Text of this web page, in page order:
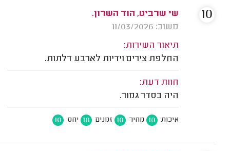
שי שרביט, הוד השרון.
משוב: 11/03/2026
תיאור השירות:
החלפת צירים וידיות לארבע דלתות.
חוות דעת:
היה בסדר גמור.
איכות 10 מחיר 10 זמנים 10 יחס 10
10